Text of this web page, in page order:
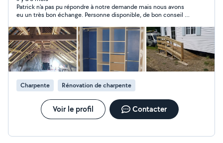
pressé. Je vous réponds dans quelques jours !!
Patrick n'a pas pu répondre à notre demande mais nous avons
eu un très bon échange. Personne disponible, de bon conseil et
Charpente Rénovation de charpente
Voir le profil Contacter